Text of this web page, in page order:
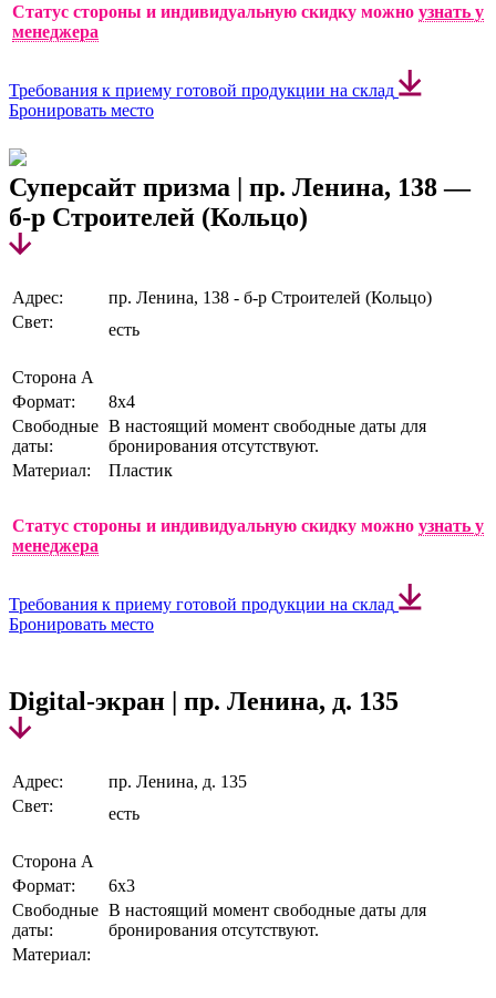
Статус стороны и индивидуальную скидку можно узнать у
менеджера
Требования к приему готовой продукции на склад
Бронировать место
Суперсайт призма | пр. Ленина, 138 —
б-р Строителей (Кольцо)
Адрес:
пр. Ленина, 138 - б-р Строителей (Кольцо)
Свет:
есть
Сторона А
Формат:
8х4
Свободные
даты:
В настоящий момент свободные даты для
бронирования отсутствуют.
Материал:
Пластик
Статус стороны и индивидуальную скидку можно узнать у
менеджера
Требования к приему готовой продукции на склад
Бронировать место
Digital-экран | пр. Ленина, д. 135
Адрес:
пр. Ленина, д. 135
Свет:
есть
Сторона А
Формат:
6х3
Свободные
даты:
В настоящий момент свободные даты для
бронирования отсутствуют.
Материал: